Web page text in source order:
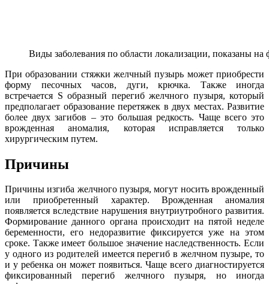
Виды заболевания по области локализации, показаны на
При образовании стяжки желчный пузырь может приобрести
форму песочных часов, дуги, крючка. Также иногда
встречается S образный перегиб желчного пузыря, который
предполагает образование перетяжек в двух местах. Развитие
более двух загибов – это большая редкость. Чаще всего это
врожденная аномалия, которая исправляется только
хирургическим путем.
Причины
Причины изгиба желчного пузыря, могут носить врожденный
или приобретенный характер. Врожденная аномалия
появляется вследствие нарушения внутриутробного развития.
Формирование данного органа происходит на пятой неделе
беременности, его недоразвитие фиксируется уже на этом
сроке. Также имеет большое значение наследственность. Если
у одного из родителей имеется перегиб в желчном пузыре, то
и у ребенка он может появиться. Чаще всего диагностируется
фиксированный перегиб желчного пузыря, но иногда